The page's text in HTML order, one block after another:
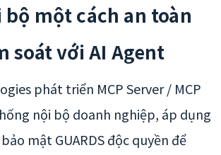
một cách an toàn
soát với AI Agent
phát triển MCP Server / MCP
nội bộ doanh nghiệp, áp dụng
mật GUARDS độc quyền để